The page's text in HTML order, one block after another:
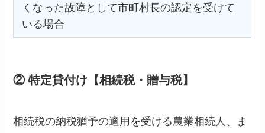
くなった故障として市町村長の認定を受けて
いる場合
② 特定貸付け【相続税・贈与税】
相続税の納税猶予の適用を受ける農業相続人、ま